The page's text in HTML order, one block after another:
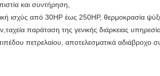
και συντήρηση,
ισχύς από 30HP έως 250HP, θερμοκρασία
παράταση της γενικής διάρκειας
πετρελαίου, αποτελεσματικά